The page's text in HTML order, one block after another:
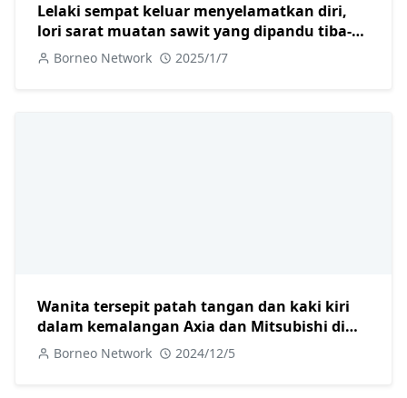
Lelaki sempat keluar menyelamatkan diri,
lori sarat muatan sawit yang dipandu tiba-
tiba terbakar
Borneo Network 2025/1/7
Wanita tersepit patah tangan dan kaki kiri
dalam kemalangan Axia dan Mitsubishi di
Jalan Camar
Borneo Network 2024/12/5